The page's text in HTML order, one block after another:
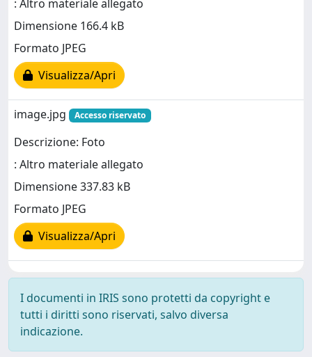
: Altro materiale allegato
Dimensione 166.4 kB
Formato JPEG
Visualizza/Apri
image.jpg Accesso riservato
Descrizione: Foto
: Altro materiale allegato
Dimensione 337.83 kB
Formato JPEG
Visualizza/Apri
I documenti in IRIS sono protetti da copyright e
tutti i diritti sono riservati, salvo diversa
indicazione.